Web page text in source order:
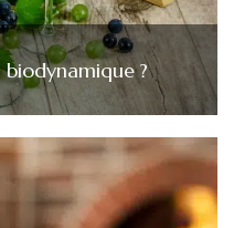
biodynamique ?